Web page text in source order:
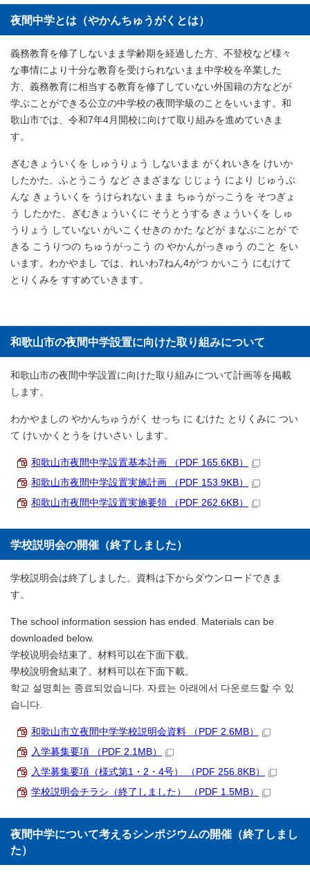
夜間中学とは（やかんちゅうがくとは）
義務教育を修了しないまま学齢期を経過した方、不登校など様々
な事情により十分な教育を受けられないまま中学校を卒業した
方、義務教育に相当する教育を修了していない外国籍の方などが
学ぶことができる公立の中学校の夜間学級のことをいいます。和
歌山市では、令和7年4月開校に向けて取り組みを進めていきま
す。
ぎむきょういくを しゅうりょう しないまま がくれいきを けいか
したかた、ふとうこう など さまざまな じじょう により じゅうぶ
んな きょういくを うけられない まま ちゅうがっこうを そつぎょ
う したかた、ぎむきょういくに そうとうする きょういくを しゅ
うりょう していない がいこくせきの かた などが まなぶことが で
きる こうりつの ちゅうがっこう の やかんがっきゅう のこと をい
います。わかやまし では、れいわ7ねん4がつ かいこう にむけて
とりくみを すすめていきます。
和歌山市の夜間中学設置に向けた取り組みについて
和歌山市の夜間中学設置に向けた取り組みについて計画等を掲載
します。
わかやましの やかんちゅうがく せっち に むけた とりくみに つい
て けいかくとうを けいさい します。
和歌山市夜間中学設置基本計画 （PDF 165.6KB）
和歌山市夜間中学設置実施計画 （PDF 153.9KB）
和歌山市夜間中学設置実施要領 （PDF 262.6KB）
学校説明会の開催（終了しました）
学校説明会は終了しました。資料は下からダウンロードできま
す。
The school information session has ended. Materials can be
downloaded below.
学校说明会结束了。材料可以在下面下载。
學校說明會結束了。材料可以在下面下載。
학교 설명회는 종료되었습니다. 자료는 아래에서 다운로드할 수 있
습니다.
和歌山市立夜間中学学校説明会資料 （PDF 2.6MB）
入学募集要項 （PDF 2.1MB）
入学募集要項（様式第1・2・4号） （PDF 256.8KB）
学校説明会チラシ（終了しました） （PDF 1.5MB）
夜間中学について考えるシンポジウムの開催（終了しまし
た）